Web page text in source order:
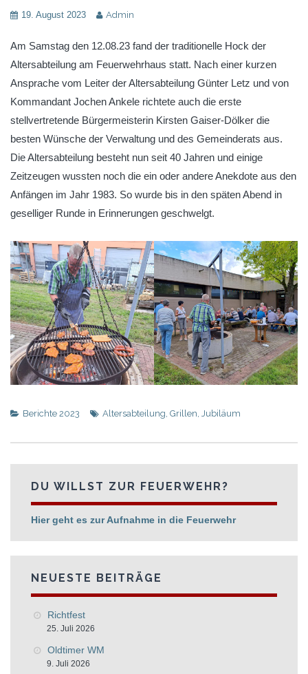
19. August 2023 Admin
Am Samstag den 12.08.23 fand der traditionelle Hock der
Altersabteilung am Feuerwehrhaus statt. Nach einer kurzen
Ansprache vom Leiter der Altersabteilung Günter Letz und von
Kommandant Jochen Ankele richtete auch die erste
stellvertretende Bürgermeisterin Kirsten Gaiser-Dölker die
besten Wünsche der Verwaltung und des Gemeinderats aus.
Die Altersabteilung besteht nun seit 40 Jahren und einige
Zeitzeugen wussten noch die ein oder andere Anekdote aus den
Anfängen im Jahr 1983. So wurde bis in den späten Abend in
geselliger Runde in Erinnerungen geschwelgt.
Berichte 2023 Altersabteilung, Grillen, Jubiläum
DU WILLST ZUR FEUERWEHR?
Hier geht es zur Aufnahme in die Feuerwehr
NEUESTE BEITRÄGE
Richtfest
25. Juli 2026
Oldtimer WM
9. Juli 2026